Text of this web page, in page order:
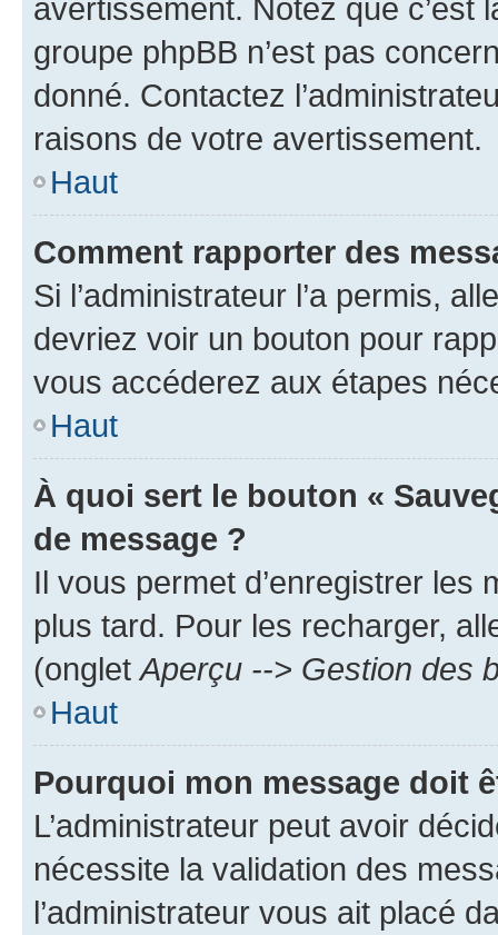
avertissement. Notez que c’est
groupe phpBB n’est pas
donné. Contactez
raisons de votre avertissement.
Haut
Comment rapporter des
Si l’administrateur l’a permis,
devriez voir un bouton pour
vous accéderez aux étapes
Haut
À quoi sert le bouton «
de message ?
Il vous permet d’enregistrer
plus tard. Pour les recharger,
(onglet Aperçu --> Gestion des
Haut
Pourquoi mon message doit
L’administrateur peut avoir
nécessite la validation des
l’administrateur vous ait placé